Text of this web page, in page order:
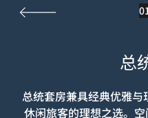
总
总统套房兼具经典优雅
休闲旅客的理想之选。